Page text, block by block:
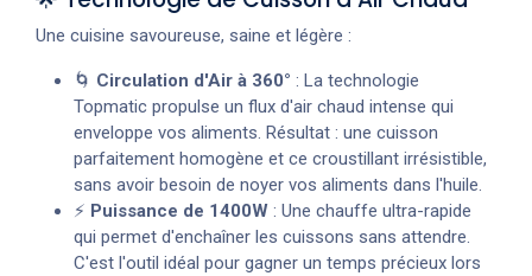
Une cuisine savoureuse, saine et légère :
🌀 Circulation d'Air à 360° : La technologie
Topmatic propulse un flux d'air chaud intense qui
enveloppe vos aliments. Résultat : une cuisson
parfaitement homogène et ce croustillant irrésistible,
sans avoir besoin de noyer vos aliments dans l'huile.
⚡ Puissance de 1400W : Une chauffe ultra-rapide
qui permet d'enchaîner les cuissons sans attendre.
C'est l'outil idéal pour gagner un temps précieux lors